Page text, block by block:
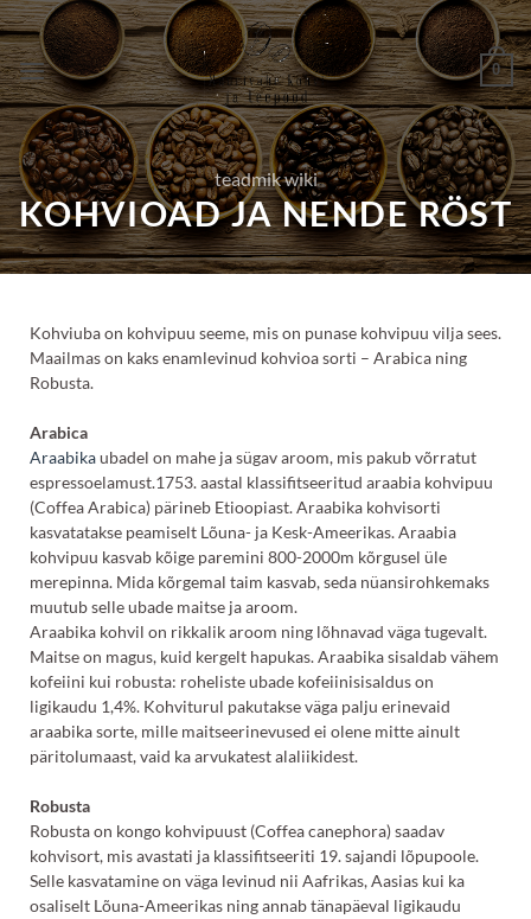
Skip
to
content
0
teadmik wiki
KOHVIOAD JA NENDE RÖST
Kohviuba on kohvipuu seeme, mis on punase kohvipuu vilja sees.
Maailmas on kaks enamlevinud kohvioa sorti – Arabica ning
Robusta.
Arabica
Araabikaubadel on mahe ja sügav aroom, mis pakub võrratut
espressoelamust.1753. aastal klassifitseeritud araabia kohvipuu
(Coffea Arabica) pärineb Etioopiast. Araabika kohvisorti
kasvatatakse peamiselt Lõuna- ja Kesk-Ameerikas. Araabia
kohvipuu kasvab kõige paremini 800-2000m kõrgusel üle
merepinna. Mida kõrgemal taim kasvab, seda nüansirohkemaks
muutub selle ubade maitse ja aroom.
Araabika kohvil on rikkalik aroom ning lõhnavad väga tugevalt.
Maitse on magus, kuid kergelt hapukas. Araabika sisaldab vähem
kofeiini kui robusta: roheliste ubade kofeiinisisaldus on
ligikaudu 1,4%. Kohviturul pakutakse väga palju erinevaid
araabika sorte, mille maitseerinevused ei olene mitte ainult
päritolumaast, vaid ka arvukatest alaliikidest.
Robusta
Robusta on kongo kohvipuust (Coffea canephora) saadav
kohvisort, mis avastati ja klassifitseeriti 19. sajandi lõpupoole.
Selle kasvatamine on väga levinud nii Aafrikas, Aasias kui ka
osaliselt Lõuna-Ameerikas ning annab tänapäeval ligikaudu